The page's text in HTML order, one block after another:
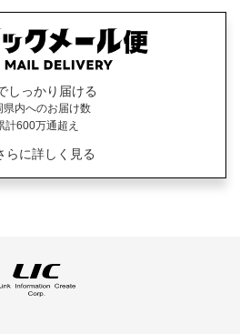
しっかり届ける
県内へのお届け数
計600万通超え
らに詳しく見る